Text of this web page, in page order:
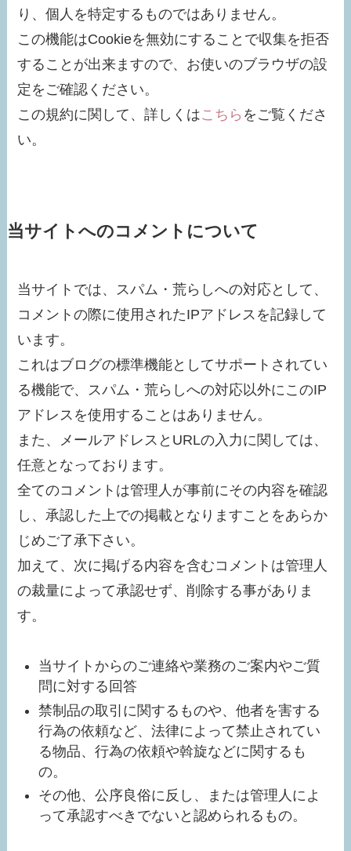
り、個人を特定するものではありません。
この機能はCookieを無効にすることで収集を拒否
することが出来ますので、お使いのブラウザの設
定をご確認ください。
この規約に関して、詳しくはこちら をご覧くださ
い。
当サイトへのコメントについて
当サイトでは、スパム・荒らしへの対応として、
コメントの際に使用されたIPアドレスを記録して
います。
これはブログの標準機能としてサポートされてい
る機能で、スパム・荒らしへの対応以外にこのIP
アドレスを使用することはありません。
また、メールアドレスとURLの入力に関しては、
任意となっております。
全てのコメントは管理人が事前にその内容を確認
し、承認した上での掲載となりますことをあらか
じめご了承下さい。
加えて、次に掲げる内容を含むコメントは管理人
の裁量によって承認せず、削除する事がありま
す。
当サイトからのご連絡や業務のご案内やご質
問に対する回答
禁制品の取引に関するものや、他者を害する
行為の依頼など、法律によって禁止されてい
る物品、行為の依頼や斡旋などに関するも
の。
その他、公序良俗に反し、または管理人によ
って承認すべきでないと認められるもの。